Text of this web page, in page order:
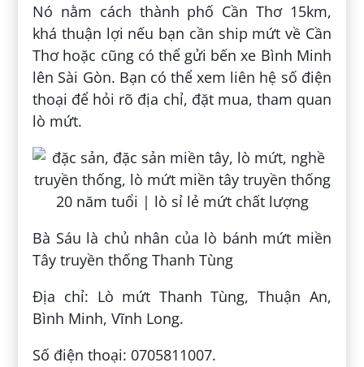
Nó nằm cách thành phố Cần Thơ 15km,
khá thuận lợi nếu bạn cần ship mứt về Cần
Thơ hoặc cũng có thể gửi bến xe Bình Minh
lên Sài Gòn. Bạn có thể xem liên hệ số điện
thoại để hỏi rõ địa chỉ, đặt mua, tham quan
lò mứt.
Bà Sáu là chủ nhân của lò bánh mứt miền
Tây truyền thống Thanh Tùng
Địa chỉ: Lò mứt Thanh Tùng, Thuận An,
Bình Minh, Vĩnh Long.
Số điện thoại: 0705811007.